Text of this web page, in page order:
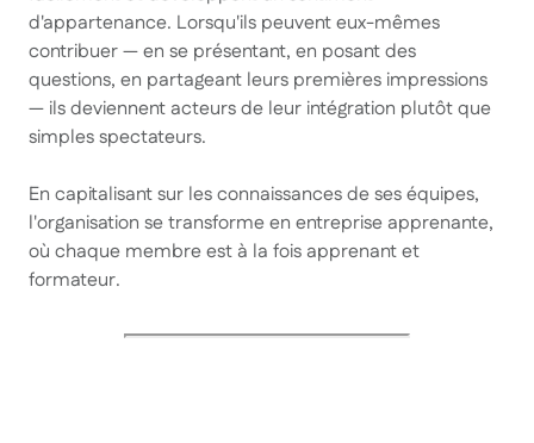
d'appartenance. Lorsqu'ils peuvent eux-mêmes
contribuer — en se présentant, en posant des
questions, en partageant leurs premières impressions
— ils deviennent acteurs de leur intégration plutôt que
simples spectateurs.
En capitalisant sur les connaissances de ses équipes,
l'organisation se transforme en entreprise apprenante,
où chaque membre est à la fois apprenant et
formateur.